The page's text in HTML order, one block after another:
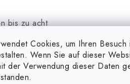
Cookies, um Ihren Besuch
Wenn Sie auf dieser
der Verwendung dieser Daten
bis zu acht
oder
Zelte von